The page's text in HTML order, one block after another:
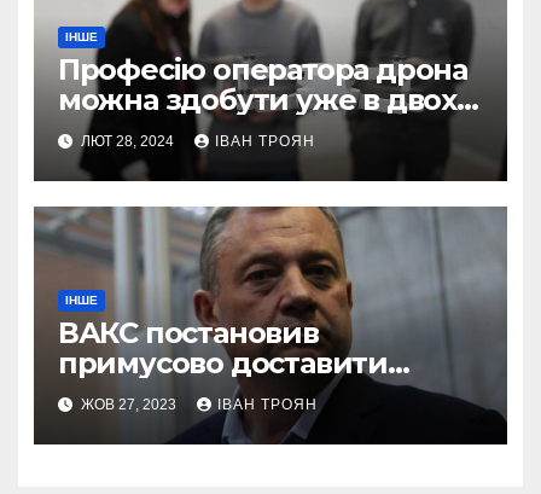
ІНШЕ
Професію оператора дрона
можна здобути уже в двох
профтехах Львівщини
ЛЮТ 28, 2024 ІВАН ТРОЯН
ІНШЕ
ВАКС постановив
примусово доставити
Дубневича до суду
ЖОВ 27, 2023 ІВАН ТРОЯН